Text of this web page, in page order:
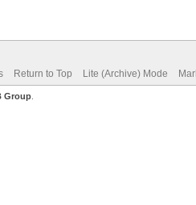
Return to Top Lite (Archive) Mode
Group